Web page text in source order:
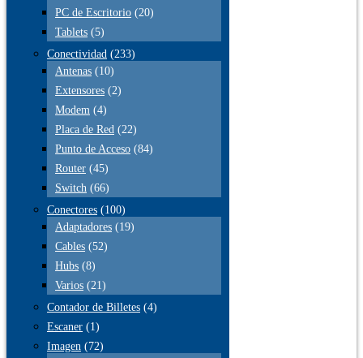
PC de Escritorio (20)
Tablets (5)
Conectividad (233)
Antenas (10)
Extensores (2)
Modem (4)
Placa de Red (22)
Punto de Acceso (84)
Router (45)
Switch (66)
Conectores (100)
Adaptadores (19)
Cables (52)
Hubs (8)
Varios (21)
Contador de Billetes (4)
Escaner (1)
Imagen (72)